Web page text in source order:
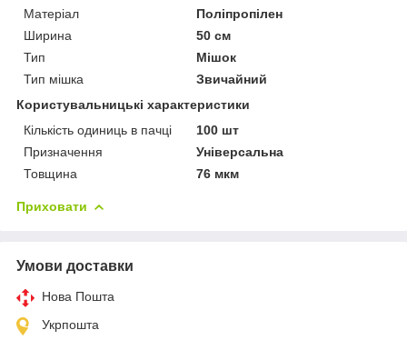
Матеріал
Поліпропілен
Ширина
50 см
Тип
Мішок
Тип мішка
Звичайний
Користувальницькі характеристики
Кількість одиниць в пачці
100 шт
Призначення
Універсальна
Товщина
76 мкм
Приховати
Умови доставки
Нова Пошта
Укрпошта